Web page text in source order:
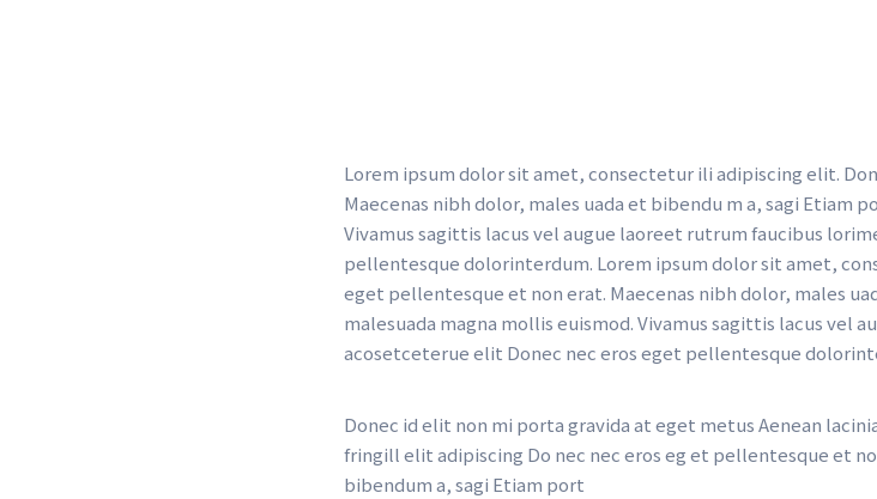
Lorem ipsum dolor sit amet, consectetur ili adipiscing elit.
Maecenas nibh dolor, males uada et bibendu m a, sagi Etiam
Vivamus sagittis lacus vel augue laoreet rutrum faucibus
pellentesque dolorinterdum. Lorem ipsum dolor sit amet,
eget pellentesque et non erat. Maecenas nibh dolor, males
malesuada magna mollis euismod. Vivamus sagittis lacus vel
acosetceterue elit Donec nec eros eget pellentesque
Donec id elit non mi porta gravida at eget metus Aenean
fringill elit adipiscing Do nec nec eros eg et pellentesque et
bibendum a, sagi Etiam port